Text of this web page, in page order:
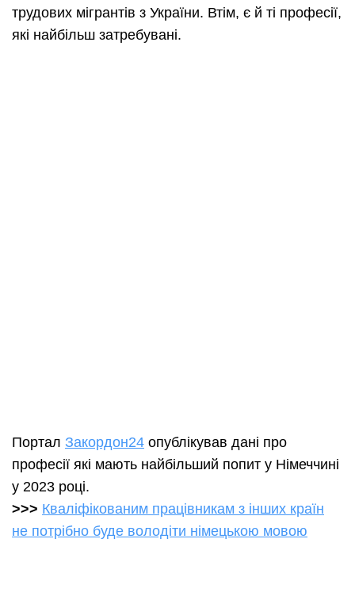
трудових мігрантів з України. Втім, є й ті професії,
які найбільш затребувані.
Портал Закордон24 опублікував дані про
професії які мають найбільший попит у Німеччині
у 2023 році.
>>> Кваліфікованим працівникам з інших країн
не потрібно буде володіти німецькою мовою